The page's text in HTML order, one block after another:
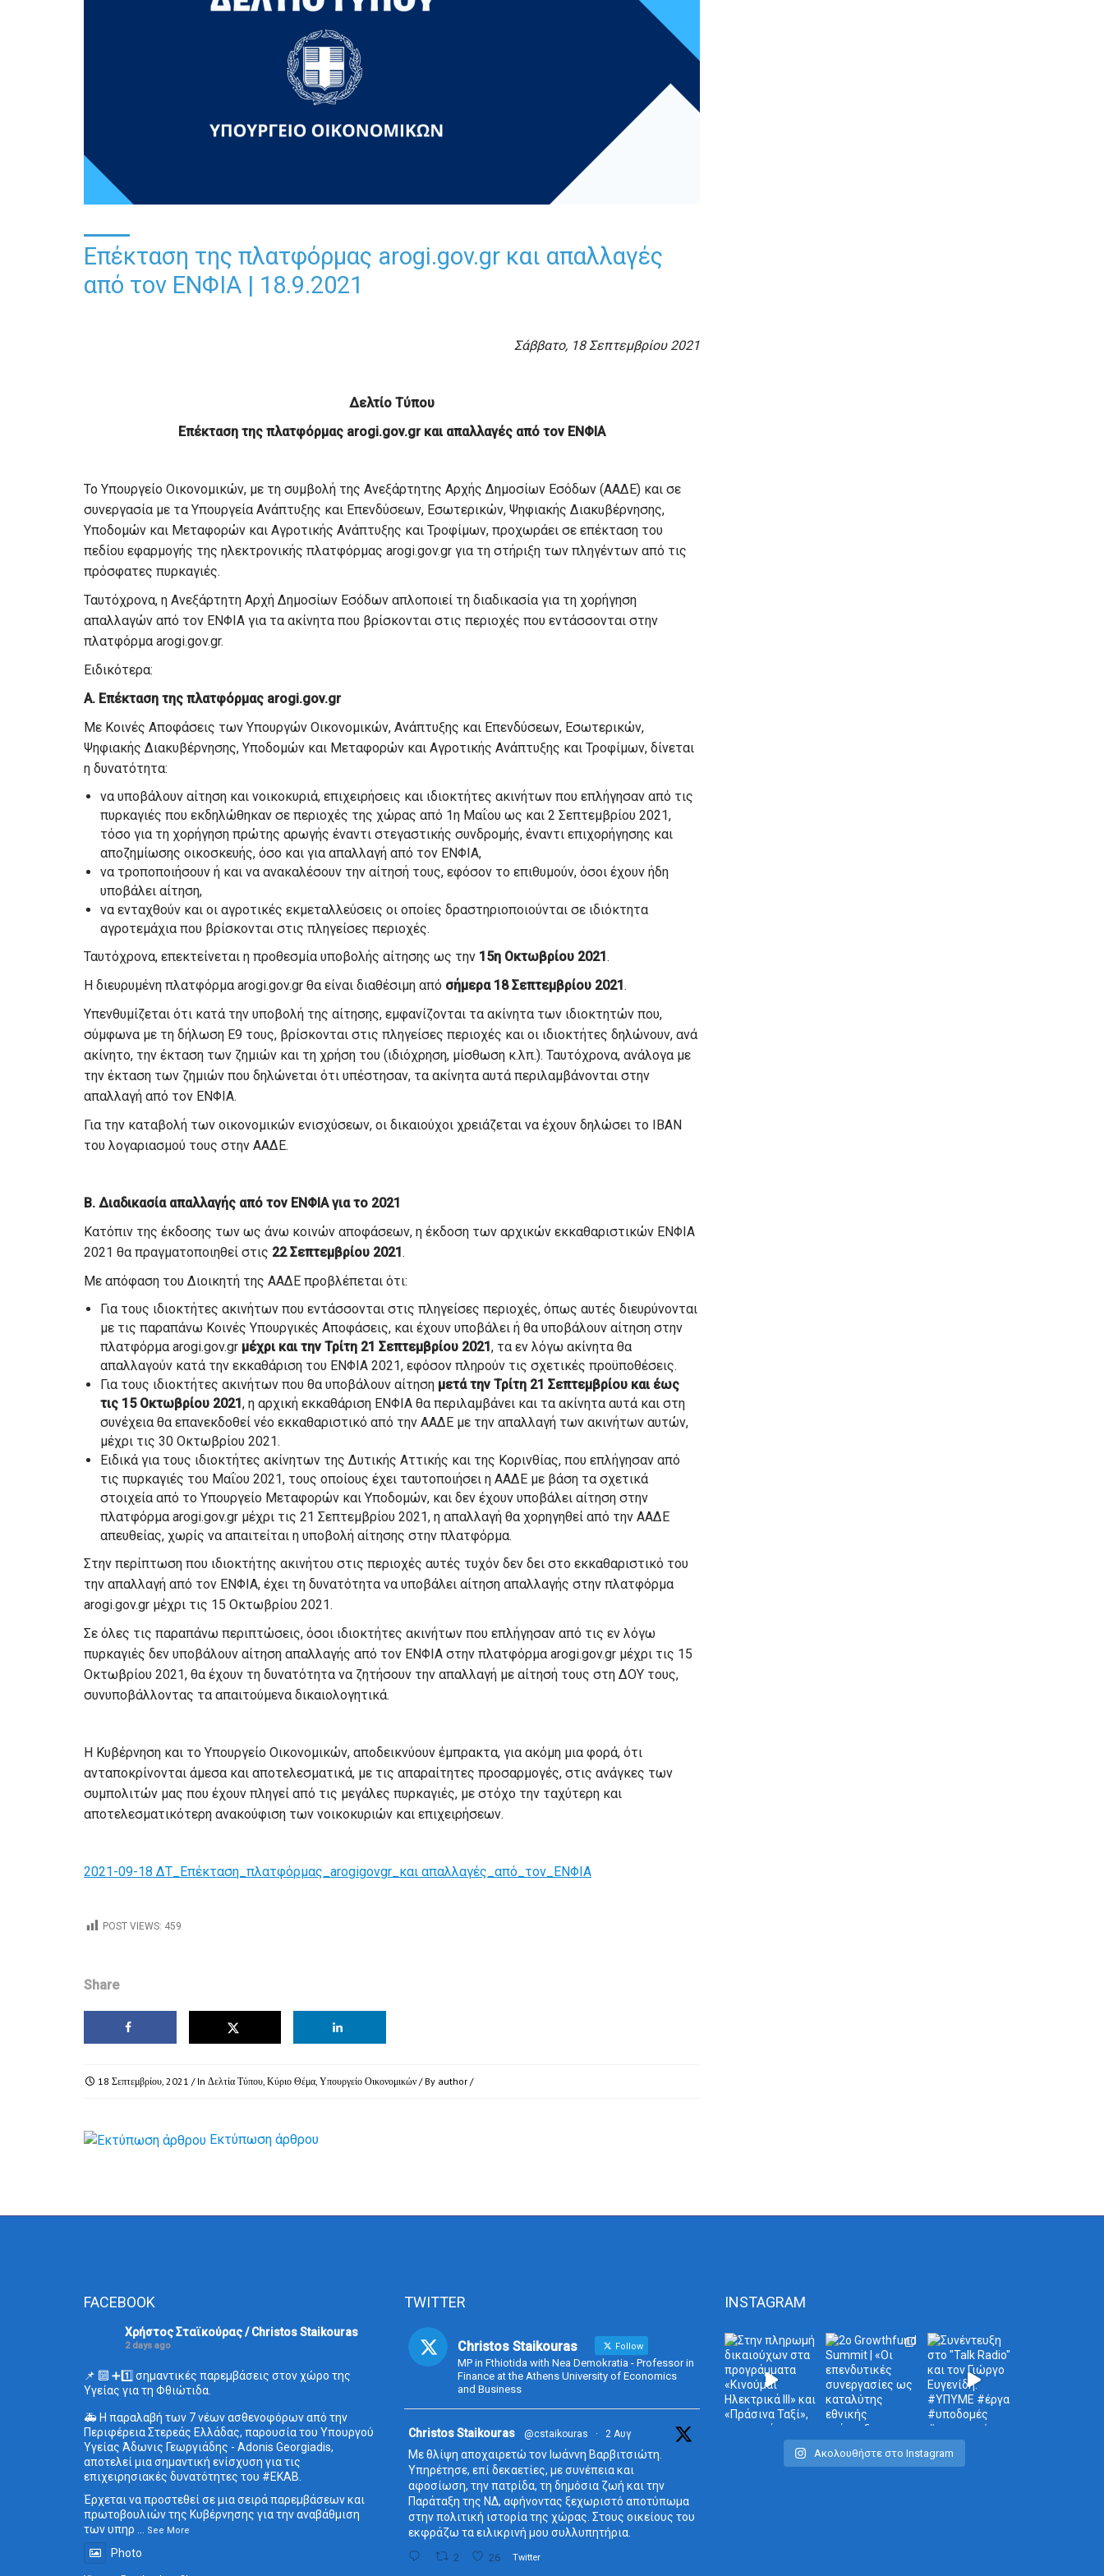
Επέκταση της πλατφόρμας arogi.gov.gr και απαλλαγές
από τον ΕΝΦΙΑ | 18.9.2021
Σάββατο, 18 Σεπτεμβρίου 2021
Δελτίο Τύπου
Επέκταση της πλατφόρμας arogi.gov.gr και απαλλαγές από τον ΕΝΦΙΑ
Το Υπουργείο Οικονομικών, με τη συμβολή της Ανεξάρτητης Αρχής Δημοσίων Εσόδων (ΑΑΔΕ) και σε
συνεργασία με τα Υπουργεία Ανάπτυξης και Επενδύσεων, Εσωτερικών, Ψηφιακής Διακυβέρνησης,
Υποδομών και Μεταφορών και Αγροτικής Ανάπτυξης και Τροφίμων, προχωράει σε επέκταση του
πεδίου εφαρμογής της ηλεκτρονικής πλατφόρμας arogi.gov.gr για τη στήριξη των πληγέντων από τις
πρόσφατες πυρκαγιές.
Ταυτόχρονα, η Ανεξάρτητη Αρχή Δημοσίων Εσόδων απλοποιεί τη διαδικασία για τη χορήγηση
απαλλαγών από τον ΕΝΦΙΑ για τα ακίνητα που βρίσκονται στις περιοχές που εντάσσονται στην
πλατφόρμα arogi.gov.gr.
Ειδικότερα:
Α. Επέκταση της πλατφόρμας arogi.gov.gr
Με Κοινές Αποφάσεις των Υπουργών Οικονομικών, Ανάπτυξης και Επενδύσεων, Εσωτερικών,
Ψηφιακής Διακυβέρνησης, Υποδομών και Μεταφορών και Αγροτικής Ανάπτυξης και Τροφίμων, δίνεται
η δυνατότητα:
να υποβάλουν αίτηση και νοικοκυριά, επιχειρήσεις και ιδιοκτήτες ακινήτων που επλήγησαν από τις
πυρκαγιές που εκδηλώθηκαν σε περιοχές της χώρας από 1η Μαΐου ως και 2 Σεπτεμβρίου 2021,
τόσο για τη χορήγηση πρώτης αρωγής έναντι στεγαστικής συνδρομής, έναντι επιχορήγησης και
αποζημίωσης οικοσκευής, όσο και για απαλλαγή από τον ΕΝΦΙΑ,
να τροποποιήσουν ή και να ανακαλέσουν την αίτησή τους, εφόσον το επιθυμούν, όσοι έχουν ήδη
υποβάλει αίτηση,
να ενταχθούν και οι αγροτικές εκμεταλλεύσεις οι οποίες δραστηριοποιούνται σε ιδιόκτητα
αγροτεμάχια που βρίσκονται στις πληγείσες περιοχές.
Ταυτόχρονα, επεκτείνεται η προθεσμία υποβολής αίτησης ως την 15η Οκτωβρίου 2021.
Η διευρυμένη πλατφόρμα arogi.gov.gr θα είναι διαθέσιμη από σήμερα 18 Σεπτεμβρίου 2021.
Υπενθυμίζεται ότι κατά την υποβολή της αίτησης, εμφανίζονται τα ακίνητα των ιδιοκτητών που,
σύμφωνα με τη δήλωση Ε9 τους, βρίσκονται στις πληγείσες περιοχές και οι ιδιοκτήτες δηλώνουν, ανά
ακίνητο, την έκταση των ζημιών και τη χρήση του (ιδιόχρηση, μίσθωση κ.λπ.). Ταυτόχρονα, ανάλογα με
την έκταση των ζημιών που δηλώνεται ότι υπέστησαν, τα ακίνητα αυτά περιλαμβάνονται στην
απαλλαγή από τον ΕΝΦΙΑ.
Για την καταβολή των οικονομικών ενισχύσεων, οι δικαιούχοι χρειάζεται να έχουν δηλώσει το IBAN
του λογαριασμού τους στην ΑΑΔΕ.
Β. Διαδικασία απαλλαγής από τον ΕΝΦΙΑ για το 2021
Κατόπιν της έκδοσης των ως άνω κοινών αποφάσεων, η έκδοση των αρχικών εκκαθαριστικών ΕΝΦΙΑ
2021 θα πραγματοποιηθεί στις 22 Σεπτεμβρίου 2021.
Με απόφαση του Διοικητή της ΑΑΔΕ προβλέπεται ότι:
Για τους ιδιοκτήτες ακινήτων που εντάσσονται στις πληγείσες περιοχές, όπως αυτές διευρύνονται
με τις παραπάνω Κοινές Υπουργικές Αποφάσεις, και έχουν υποβάλει ή θα υποβάλουν αίτηση στην
πλατφόρμα arogi.gov.gr μέχρι και την Τρίτη 21 Σεπτεμβρίου 2021, τα εν λόγω ακίνητα θα
απαλλαγούν κατά την εκκαθάριση του ΕΝΦΙΑ 2021, εφόσον πληρούν τις σχετικές προϋποθέσεις.
Για τους ιδιοκτήτες ακινήτων που θα υποβάλουν αίτηση μετά την Τρίτη 21 Σεπτεμβρίου και έως
τις 15 Οκτωβρίου 2021, η αρχική εκκαθάριση ΕΝΦΙΑ θα περιλαμβάνει και τα ακίνητα αυτά και στη
συνέχεια θα επανεκδοθεί νέο εκκαθαριστικό από την ΑΑΔΕ με την απαλλαγή των ακινήτων αυτών,
μέχρι τις 30 Οκτωβρίου 2021.
Ειδικά για τους ιδιοκτήτες ακίνητων της Δυτικής Αττικής και της Κορινθίας, που επλήγησαν από
τις πυρκαγιές του Μαΐου 2021, τους οποίους έχει ταυτοποιήσει η ΑΑΔΕ με βάση τα σχετικά
στοιχεία από το Υπουργείο Μεταφορών και Υποδομών, και δεν έχουν υποβάλει αίτηση στην
πλατφόρμα arogi.gov.gr μέχρι τις 21 Σεπτεμβρίου 2021, η απαλλαγή θα χορηγηθεί από την ΑΑΔΕ
απευθείας, χωρίς να απαιτείται η υποβολή αίτησης στην πλατφόρμα.
Στην περίπτωση που ιδιοκτήτης ακινήτου στις περιοχές αυτές τυχόν δεν δει στο εκκαθαριστικό του
την απαλλαγή από τον ΕΝΦΙΑ, έχει τη δυνατότητα να υποβάλει αίτηση απαλλαγής στην πλατφόρμα
arogi.gov.gr μέχρι τις 15 Οκτωβρίου 2021.
Σε όλες τις παραπάνω περιπτώσεις, όσοι ιδιοκτήτες ακινήτων που επλήγησαν από τις εν λόγω
πυρκαγιές δεν υποβάλουν αίτηση απαλλαγής από τον ΕΝΦΙΑ στην πλατφόρμα arogi.gov.gr μέχρι τις 15
Οκτωβρίου 2021, θα έχουν τη δυνατότητα να ζητήσουν την απαλλαγή με αίτησή τους στη ΔΟΥ τους,
συνυποβάλλοντας τα απαιτούμενα δικαιολογητικά.
Η Κυβέρνηση και το Υπουργείο Οικονομικών, αποδεικνύουν έμπρακτα, για ακόμη μια φορά, ότι
ανταποκρίνονται άμεσα και αποτελεσματικά, με τις απαραίτητες προσαρμογές, στις ανάγκες των
συμπολιτών μας που έχουν πληγεί από τις μεγάλες πυρκαγιές, με στόχο την ταχύτερη και
αποτελεσματικότερη ανακούφιση των νοικοκυριών και επιχειρήσεων.
2021-09-18 ΔΤ_Επέκταση_πλατφόρμας_arogigovgr_και απαλλαγές_από_τον_ΕΝΦΙΑ
POST VIEWS: 459
Share
18 Σεπτεμβρίου, 2021 / In Δελτία Τύπου Κύριο Θέμα Υπουργείο Οικονομικών / By author /
Εκτύπωση άρθρου
FACEBOOK
Χρήστος Σταϊκούρας / Christos Staikouras
2 days ago
📌 🔟 ➕1️⃣ σημαντικές παρεμβάσεις στον χώρο της
Υγείας για τη Φθιώτιδα.
🚑 Η παραλαβή των 7 νέων ασθενοφόρων από την
Περιφέρεια Στερεάς Ελλάδας, παρουσία του Υπουργού
Υγείας Άδωνις Γεωργιάδης - Adonis Georgiadis,
αποτελεί μια σημαντική ενίσχυση για τις
επιχειρησιακές δυνατότητες του #ΕΚΑΒ
Έρχεται να προστεθεί σε μια σειρά παρεμβάσεων και
πρωτοβουλιών της Κυβέρνησης για την αναβάθμιση
των υπηρ
See More
Photo
TWITTER
Christos Staikouras Follow
MP in Fthiotida with Nea Demokratia - Professor in
Finance at the Athens University of Economics
and Business
Avata
Christos Staikouras @cstaikouras · 2 Αυγ
Με θλίψη αποχαιρετώ τον Ιωάννη Βαρβιτσιώτη.
Υπηρέτησε, επί δεκαετίες, με συνέπεια και
αφοσίωση, την πατρίδα, τη δημόσια ζωή και την
Παράταξη της ΝΔ, αφήνοντας ξεχωριστό αποτύπωμα
στην πολιτική ιστορία της χώρας. Στους οικείους του
εκφράζω τα ειλικρινή μου συλλυπητήρια.
2 26 Twitter
INSTAGRAM
Ακολουθήστε στο Instagram